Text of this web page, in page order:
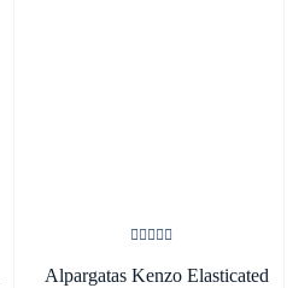
Alpargatas Kenzo Elasticated